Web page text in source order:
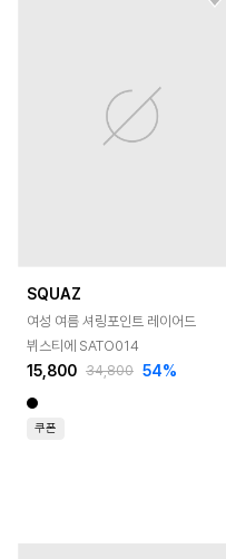
SQUAZ
여성 여름 셔링포인트 레이어드
뷔스티에 SATO014
15,800 34,800 54%
쿠폰